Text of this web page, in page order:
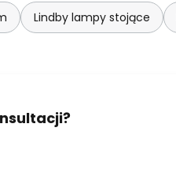
Lindby lampy stojące